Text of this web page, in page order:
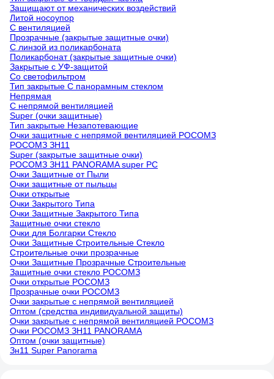
Защищают от механических воздействий
Литой носоупор
С вентиляцией
Прозрачные (закрытые защитные очки)
С линзой из поликарбоната
Поликарбонат (закрытые защитные очки)
Закрытые с УФ-защитой
Со светофильтром
Тип закрытые С панорамным стеклом
Непрямая
С непрямой вентиляцией
Super (очки защитные)
Тип закрытые Незапотевающие
Очки защитные с непрямой вентиляцией РОСОМЗ
РОСОМЗ ЗН11
Super (закрытые защитные очки)
РОСОМЗ ЗН11 PANORAMA super PC
Очки Защитные от Пыли
Очки защитные от пыльцы
Очки открытые
Очки Закрытого Типа
Очки Защитные Закрытого Типа
Защитные очки стекло
Очки для Болгарки Стекло
Очки Защитные Строительные Стекло
Строительные очки прозрачные
Очки Защитные Прозрачные Строительные
Защитные очки стекло РОСОМЗ
Очки открытые РОСОМЗ
Прозрачные очки РОСОМЗ
Очки закрытые с непрямой вентиляцией
Оптом (средства индивидуальной защиты)
Очки закрытые с непрямой вентиляцией РОСОМЗ
Очки РОСОМЗ ЗН11 PANORAMA
Оптом (очки защитные)
Зн11 Super Panorama